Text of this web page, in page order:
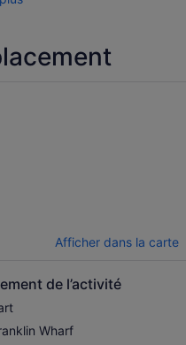
conçue, vous permettra de
expérience possible sur la
aux Cascade Gardens et
condamnées, pour avoir
femmes qui y ont été
Afficher dans la carte
de l’activité
Wharf